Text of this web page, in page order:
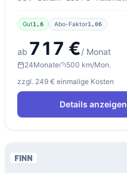
Gut1,6 Abo-Faktor1,06
ab 717 €/ Monat
24Monate
500 km/Mon.
zzgl. 249 € einmalige Kosten
Details anzeigen